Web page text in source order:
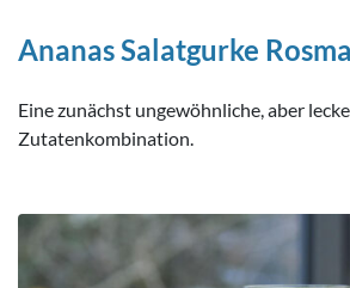
Ananas Salatgurke
Eine zunächst ungewöhnliche, aber
Zutatenkombination.